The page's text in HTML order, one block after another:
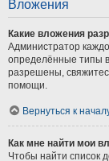
Вложения
Какие вложения
Администратор
определённые типы
разрешены,
помощи.
Вернуться к
Как мне найти мои
Чтобы найти список